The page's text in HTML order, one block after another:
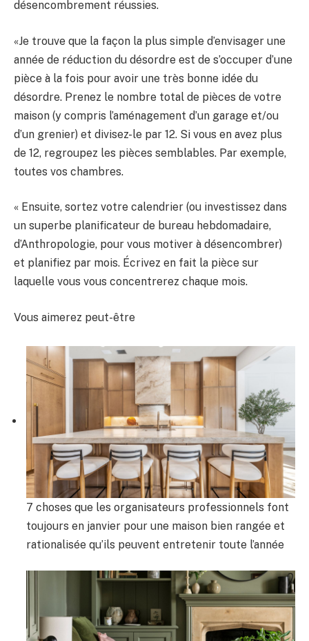
désencombrement réussies.
«Je trouve que la façon la plus simple d’envisager une
année de réduction du désordre est de s’occuper d’une
pièce à la fois pour avoir une très bonne idée du
désordre. Prenez le nombre total de pièces de votre
maison (y compris l’aménagement d’un garage et/ou
d’un grenier) et divisez-le par 12. Si vous en avez plus
de 12, regroupez les pièces semblables. Par exemple,
toutes vos chambres.
« Ensuite, sortez votre calendrier (ou investissez dans
un superbe planificateur de bureau hebdomadaire,
d’Anthropologie, pour vous motiver à désencombrer)
et planifiez par mois. Écrivez en fait la pièce sur
laquelle vous vous concentrerez chaque mois.
Vous aimerez peut-être
7 choses que les organisateurs professionnels font
toujours en janvier pour une maison bien rangée et
rationalisée qu’ils peuvent entretenir toute l’année